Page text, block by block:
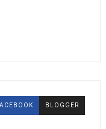
BLOGGER